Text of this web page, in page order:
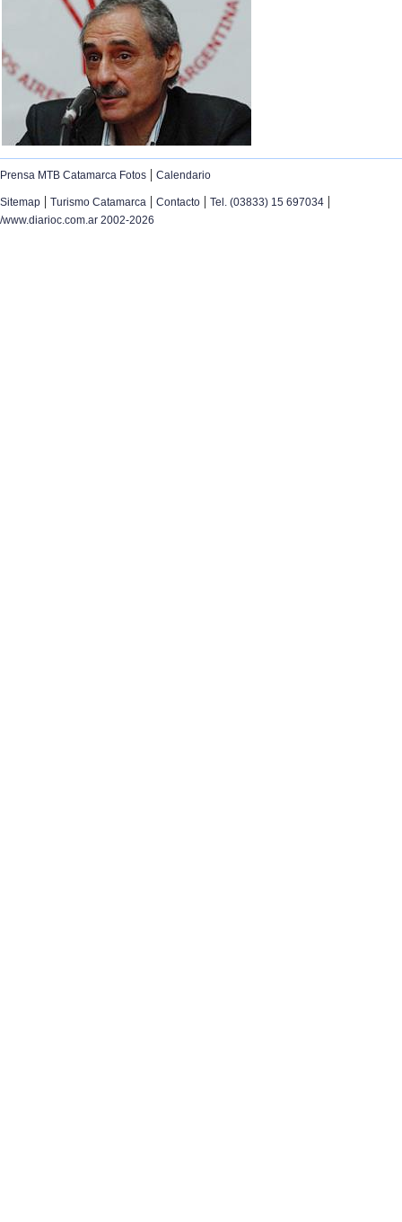
Prensa MTB Catamarca Fotos | Calendario
Sitemap | Turismo Catamarca | Contacto | Tel. (03833) 15 697034 |
/www.diarioc.com.ar 2002-2026